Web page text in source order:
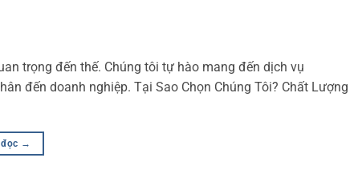
trọng đến thế. Chúng tôi tự hào mang đến dịch vụ
đến doanh nghiệp. Tại Sao Chọn Chúng Tôi? Chất Lượng
→